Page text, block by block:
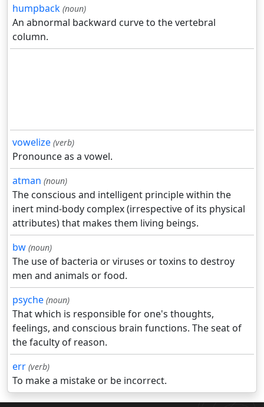
humpback (noun)
An abnormal backward curve to the vertebral
column.
vowelize (verb)
Pronounce as a vowel.
atman (noun)
The conscious and intelligent principle within the
inert mind-body complex (irrespective of its physical
attributes) that makes them living beings.
bw (noun)
The use of bacteria or viruses or toxins to destroy
men and animals or food.
psyche (noun)
That which is responsible for one's thoughts,
feelings, and conscious brain functions. The seat of
the faculty of reason.
err (verb)
To make a mistake or be incorrect.